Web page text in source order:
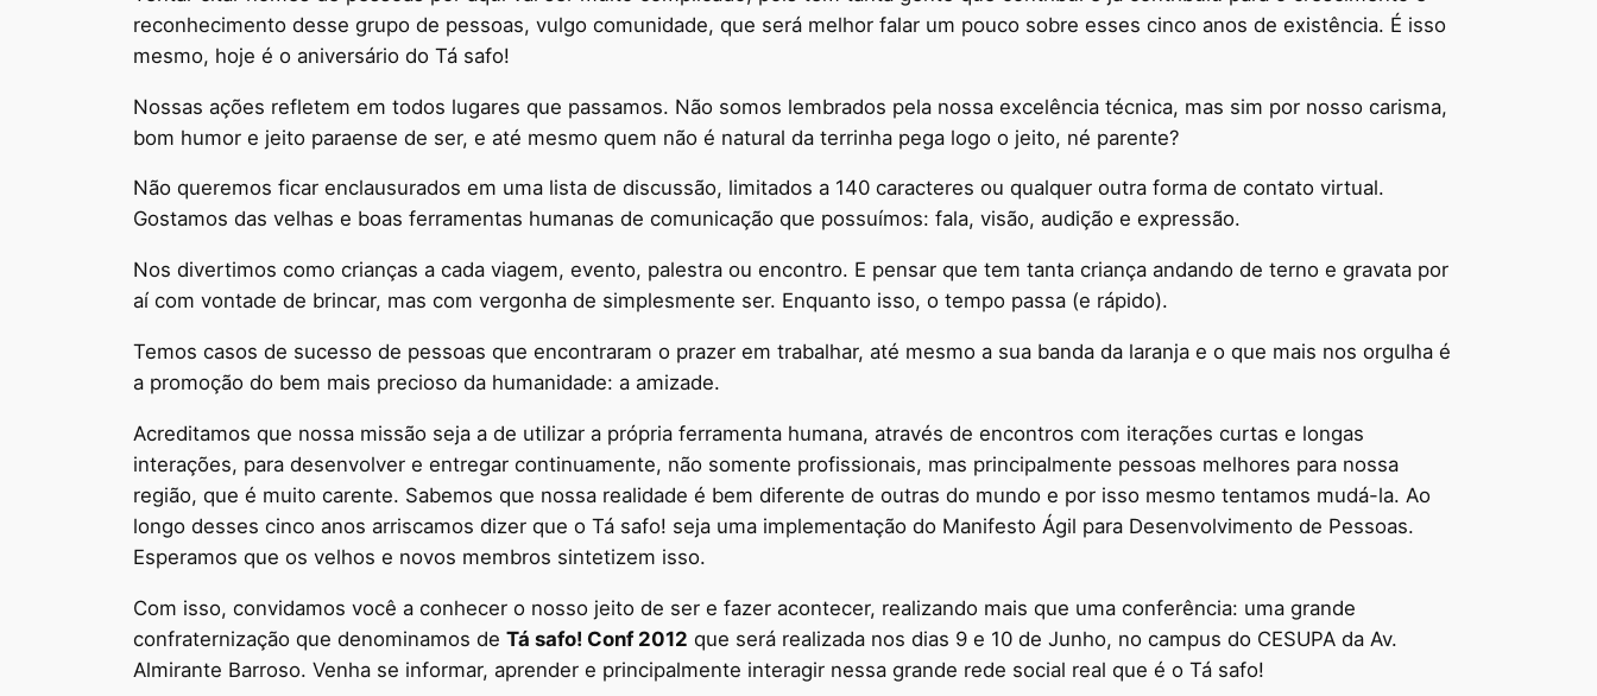
reconhecimento desse grupo de pessoas, vulgo comunidade, que será melhor falar um pouco sobre esses cinco anos de existência. É isso
mesmo, hoje é o aniversário do Tá safo!
Nossas ações refletem em todos lugares que passamos. Não somos lembrados pela nossa excelência técnica, mas sim por nosso carisma,
bom humor e jeito paraense de ser, e até mesmo quem não é natural da terrinha pega logo o jeito, né parente?
Não queremos ficar enclausurados em uma lista de discussão, limitados a 140 caracteres ou qualquer outra forma de contato virtual.
Gostamos das velhas e boas ferramentas humanas de comunicação que possuímos: fala, visão, audição e expressão.
Nos divertimos como crianças a cada viagem, evento, palestra ou encontro. E pensar que tem tanta criança andando de terno e gravata por
aí com vontade de brincar, mas com vergonha de simplesmente ser. Enquanto isso, o tempo passa (e rápido).
Temos casos de sucesso de pessoas que encontraram o prazer em trabalhar, até mesmo a sua banda da laranja e o que mais nos orgulha é
a promoção do bem mais precioso da humanidade: a amizade.
Acreditamos que nossa missão seja a de utilizar a própria ferramenta humana, através de encontros com iterações curtas e longas
interações, para desenvolver e entregar continuamente, não somente profissionais, mas principalmente pessoas melhores para nossa
região, que é muito carente. Sabemos que nossa realidade é bem diferente de outras do mundo e por isso mesmo tentamos mudá-la. Ao
longo desses cinco anos arriscamos dizer que o Tá safo! seja uma implementação do Manifesto Ágil para Desenvolvimento de Pessoas.
Esperamos que os velhos e novos membros sintetizem isso.
Com isso, convidamos você a conhecer o nosso jeito de ser e fazer acontecer, realizando mais que uma conferência: uma grande
confraternização que denominamos de Tá safo! Conf 2012 que será realizada nos dias 9 e 10 de Junho, no campus do CESUPA da Av.
Almirante Barroso. Venha se informar, aprender e principalmente interagir nessa grande rede social real que é o Tá safo!